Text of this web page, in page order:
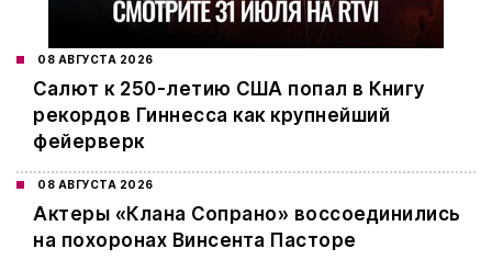
08 АВГУСТА 2026
Салют к 250-летию США попал в Книгу
рекордов Гиннесса как крупнейший
фейерверк
08 АВГУСТА 2026
Актеры «Клана Сопрано» воссоединились
на похоронах Винсента Пасторе